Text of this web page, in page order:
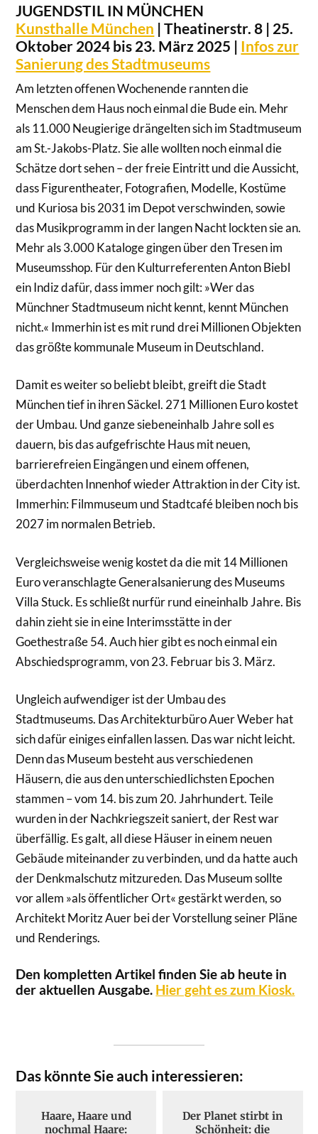
JUGENDSTIL IN MÜNCHEN
Kunsthalle München | Theatinerstr. 8 | 25.
Oktober 2024 bis 23. März 2025 | Infos zur
Sanierung des Stadtmuseums
Am letzten offenen Wochenende rannten die
Menschen dem Haus noch einmal die Bude ein. Mehr
als 11.000 Neugierige drängelten sich im Stadtmuseum
am St.-Jakobs-Platz. Sie alle wollten noch einmal die
Schätze dort sehen – der freie Eintritt und die Aussicht,
dass Figurentheater, Fotografien, Modelle, Kostüme
und Kuriosa bis 2031 im Depot verschwinden, sowie
das Musikprogramm in der langen Nacht lockten sie an.
Mehr als 3.000 Kataloge gingen über den Tresen im
Museumsshop. Für den Kulturreferenten Anton Biebl
ein Indiz dafür, dass immer noch gilt: »Wer das
Münchner Stadtmuseum nicht kennt, kennt München
nicht.« Immerhin ist es mit rund drei Millionen Objekten
das größte kommunale Museum in Deutschland.
Damit es weiter so beliebt bleibt, greift die Stadt
München tief in ihren Säckel. 271 Millionen Euro kostet
der Umbau. Und ganze siebeneinhalb Jahre soll es
dauern, bis das aufgefrischte Haus mit neuen,
barrierefreien Eingängen und einem offenen,
überdachten Innenhof wieder Attraktion in der City ist.
Immerhin: Filmmuseum und Stadtcafé bleiben noch bis
2027 im normalen Betrieb.
Vergleichsweise wenig kostet da die mit 14 Millionen
Euro veranschlagte Generalsanierung des Museums
Villa Stuck. Es schließt nurfür rund eineinhalb Jahre. Bis
dahin zieht sie in eine Interimsstätte in der
Goethestraße 54. Auch hier gibt es noch einmal ein
Abschiedsprogramm, von 23. Februar bis 3. März.
Ungleich aufwendiger ist der Umbau des
Stadtmuseums. Das Architekturbüro Auer Weber hat
sich dafür einiges einfallen lassen. Das war nicht leicht.
Denn das Museum besteht aus verschiedenen
Häusern, die aus den unterschiedlichsten Epochen
stammen – vom 14. bis zum 20. Jahrhundert. Teile
wurden in der Nachkriegszeit saniert, der Rest war
überfällig. Es galt, all diese Häuser in einem neuen
Gebäude miteinander zu verbinden, und da hatte auch
der Denkmalschutz mitzureden. Das Museum sollte
vor allem »als öffentlicher Ort« gestärkt werden, so
Architekt Moritz Auer bei der Vorstellung seiner Pläne
und Renderings.
Den kompletten Artikel finden Sie ab heute in
der aktuellen Ausgabe. Hier geht es zum Kiosk.
Das könnte Sie auch interessieren:
Haare, Haare und
nochmal Haare:
Der Planet stirbt in
Schönheit: die